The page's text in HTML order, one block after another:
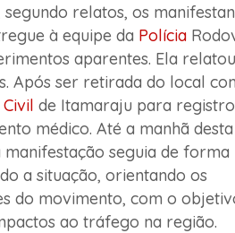
relatos, os
à equipe da Polícia
aparentes. Ela
Após ser retirada do local
de Itamaraju para
médico. Até a manhã desta
seguia de forma
a situação, orientando os
do movimento, com o
ao tráfego na região.